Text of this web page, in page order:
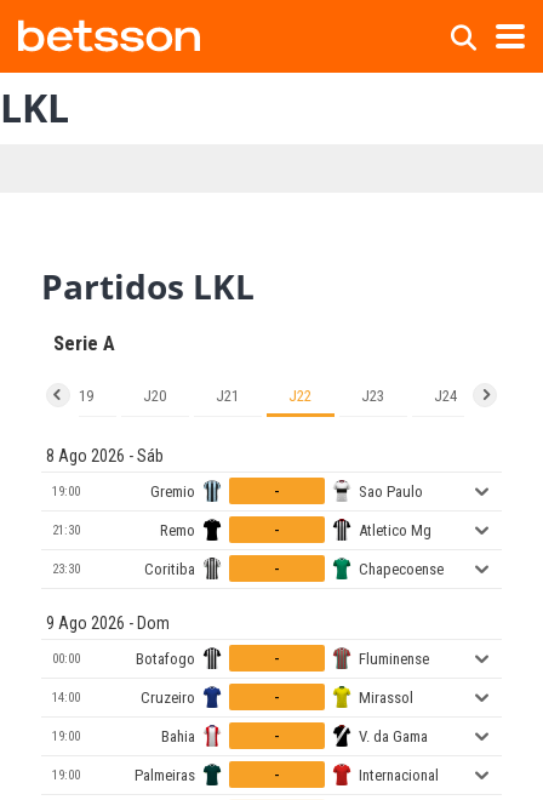
LKL
Partidos LKL
Serie A
J19 J20 J21 J22 J23 J24
8 Ago 2026 - Sáb
19:00 Gremio - Sao Paulo
21:30 Remo - Atletico Mg
23:30 Coritiba - Chapecoense
9 Ago 2026 - Dom
00:00 Botafogo - Fluminense
14:00 Cruzeiro - Mirassol
19:00 Bahia - V. da Gama
19:00 Palmeiras - Internacional